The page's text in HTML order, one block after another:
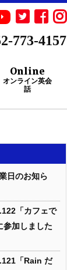
773-4157
Online
オンライン英会
話
日のお知ら
「カフェで
参加しました
「Rain だ